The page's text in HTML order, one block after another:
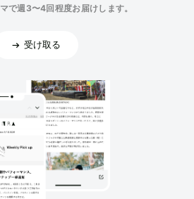
で週3〜4回程度お届けします。
受け取る